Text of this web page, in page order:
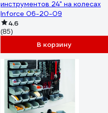
инструментов 24" на колесах
Inforce 06-20-09
4.6
(85)
В корзину